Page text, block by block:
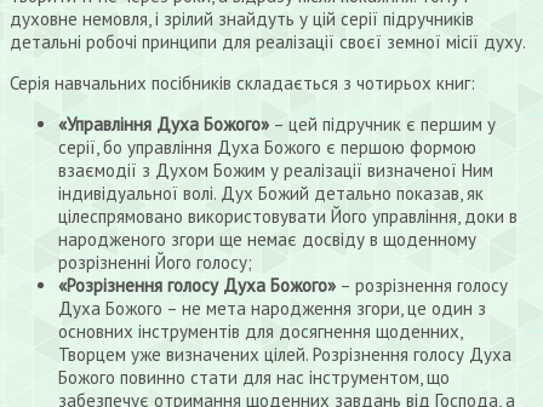
духовне немовля, і зрілий знайдуть у цій серії підручників
детальні робочі принципи для реалізації своєї земної місії духу.
Серія навчальних посібників складається з чотирьох книг:
«Управління Духа Божого»– цей підручник є першим у
серії, бо управління Духа Божого є першою формою
взаємодії з Духом Божим у реалізації визначеної Ним
індивідуальної волі. Дух Божий детально показав, як
цілеспрямовано використовувати Його управління, доки в
народженого згори ще немає досвіду в щоденному
розрізненні Його голосу;
«Розрізнення голосу Духа Божого» – розрізнення голосу
Духа Божого – не мета народження згори, це один з
основних інструментів для досягнення щоденних,
Творцем уже визначених цілей. Розрізнення голосу Духа
Божого повинно стати для нас інструментом, що
забезпечує отримання щоденних завдань від Господа, а